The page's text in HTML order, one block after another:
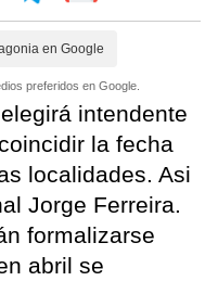
en Google
preferidos en Google.
intendente
la fecha
localidades. Asi
Jorge Ferreira.
formalizarse
abril se